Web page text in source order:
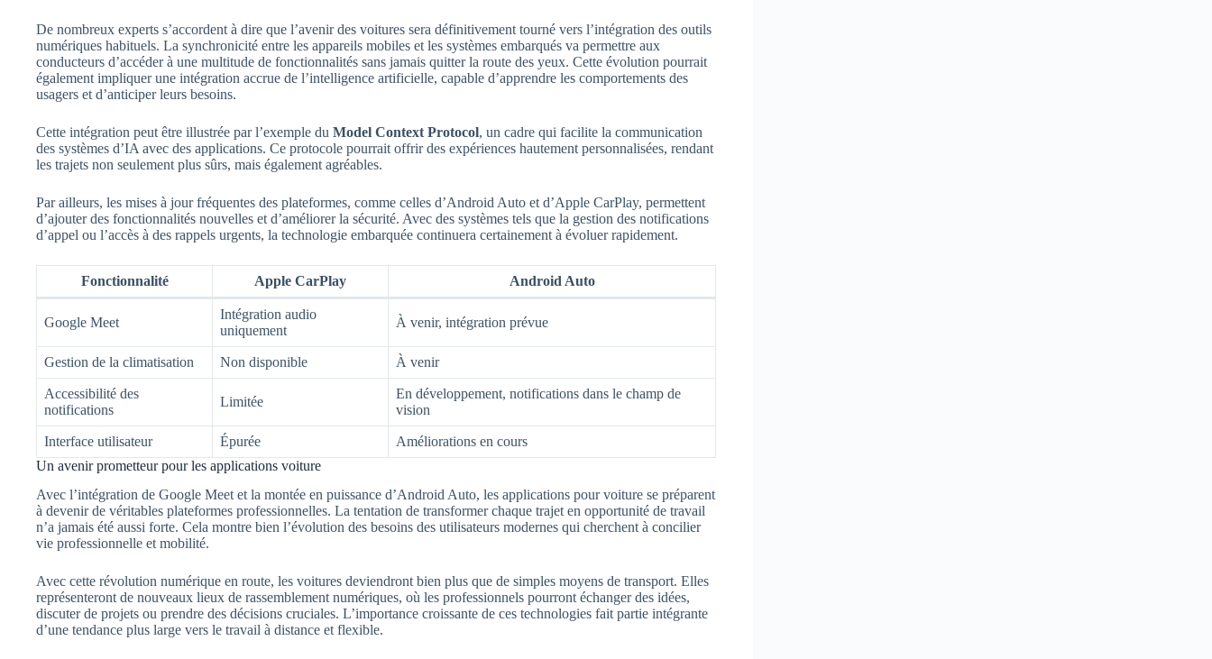
De nombreux experts s’accordent à dire que l’avenir des voitures sera définitivement tourné vers l’intégration des outils
numériques habituels. La synchronicité entre les appareils mobiles et les systèmes embarqués va permettre aux
conducteurs d’accéder à une multitude de fonctionnalités sans jamais quitter la route des yeux. Cette évolution pourrait
également impliquer une intégration accrue de l’intelligence artificielle, capable d’apprendre les comportements des
usagers et d’anticiper leurs besoins.
Cette intégration peut être illustrée par l’exemple du Model Context Protocol, un cadre qui facilite la communication
des systèmes d’IA avec des applications. Ce protocole pourrait offrir des expériences hautement personnalisées, rendant
les trajets non seulement plus sûrs, mais également agréables.
Par ailleurs, les mises à jour fréquentes des plateformes, comme celles d’Android Auto et d’Apple CarPlay, permettent
d’ajouter des fonctionnalités nouvelles et d’améliorer la sécurité. Avec des systèmes tels que la gestion des notifications
d’appel ou l’accès à des rappels urgents, la technologie embarquée continuera certainement à évoluer rapidement.
Fonctionnalité Apple CarPlay Android Auto
Google Meet
Intégration audio
uniquement
À venir, intégration prévue
Gestion de la climatisation Non disponible À venir
Accessibilité des
notifications
Limitée
En développement, notifications dans le champ de
vision
Interface utilisateur Épurée
Améliorations en cours
Un avenir prometteur pour les applications voiture
Avec l’intégration de Google Meet et la montée en puissance d’Android Auto, les applications pour voiture se préparent
à devenir de véritables plateformes professionnelles. La tentation de transformer chaque trajet en opportunité de travail
n’a jamais été aussi forte. Cela montre bien l’évolution des besoins des utilisateurs modernes qui cherchent à concilier
vie professionnelle et mobilité.
Avec cette révolution numérique en route, les voitures deviendront bien plus que de simples moyens de transport. Elles
représenteront de nouveaux lieux de rassemblement numériques, où les professionnels pourront échanger des idées,
discuter de projets ou prendre des décisions cruciales. L’importance croissante de ces technologies fait partie intégrante
d’une tendance plus large vers le travail à distance et flexible.